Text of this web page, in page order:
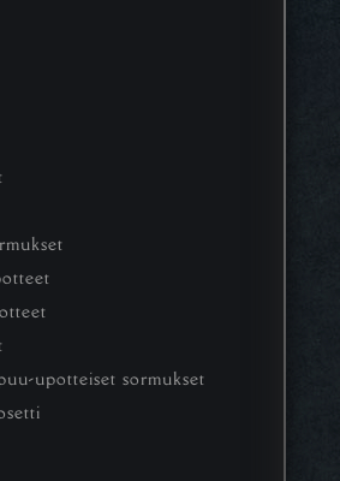
upotteiset sormukset